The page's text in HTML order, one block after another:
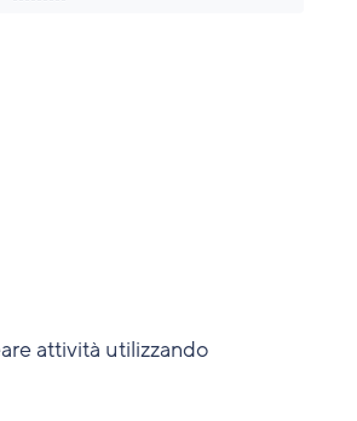
attività utilizzando